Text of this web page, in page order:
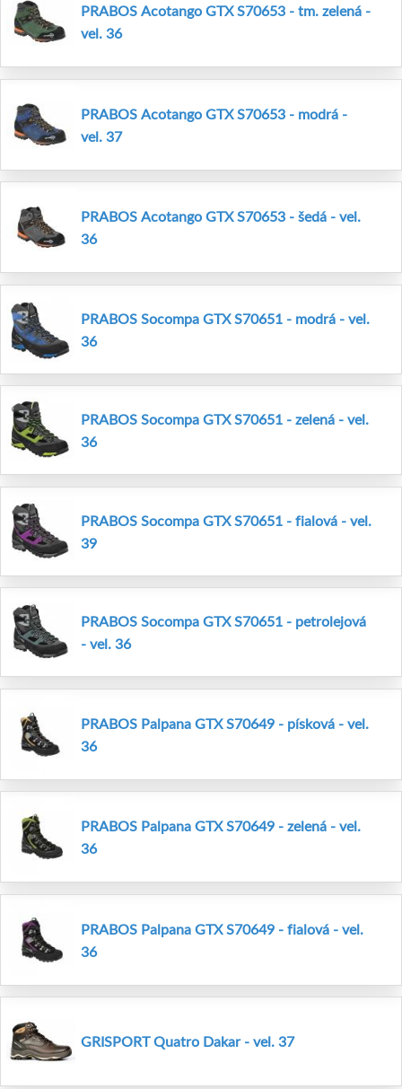
PRABOS Acotango GTX S70653 - tm. zelená -
vel. 36
PRABOS Acotango GTX S70653 - modrá -
vel. 37
PRABOS Acotango GTX S70653 - šedá - vel.
36
PRABOS Socompa GTX S70651 - modrá - vel.
36
PRABOS Socompa GTX S70651 - zelená - vel.
36
PRABOS Socompa GTX S70651 - fialová - vel.
39
PRABOS Socompa GTX S70651 - petrolejová
- vel. 36
PRABOS Palpana GTX S70649 - písková - vel.
36
PRABOS Palpana GTX S70649 - zelená - vel.
36
PRABOS Palpana GTX S70649 - fialová - vel.
36
GRISPORT Quatro Dakar - vel. 37